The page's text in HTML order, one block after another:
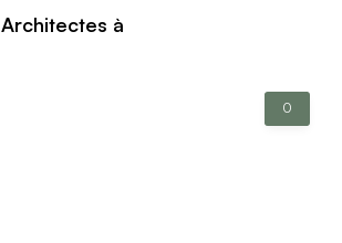
Architectes à
0